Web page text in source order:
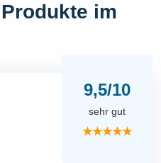
im
9,5/10
sehr gut
★★★★★